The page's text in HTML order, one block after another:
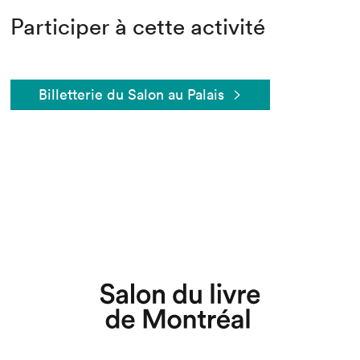
Participer à cette activité
Billetterie du Salon au Palais